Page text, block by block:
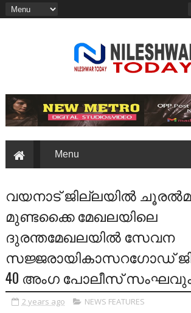
വയനാട് ജില്ലയിൽ
മുണ്ടക്കൈ മേഖലയിലെ
ദുരന്തമേഖലയിൽ സേവന
സജ്ജരായികാസറഗോഡ്
40 അംഗ പോലീസ്
2 years ago NEWS FEATURES